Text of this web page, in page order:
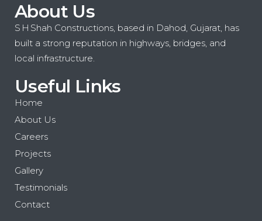
About Us
S H Shah Constructions, based in Dahod, Gujarat, has
built a strong reputation in highways, bridges, and
local infrastructure.
Useful Links
Home
About Us
Careers
Projects
Gallery
Testimonials
Contact